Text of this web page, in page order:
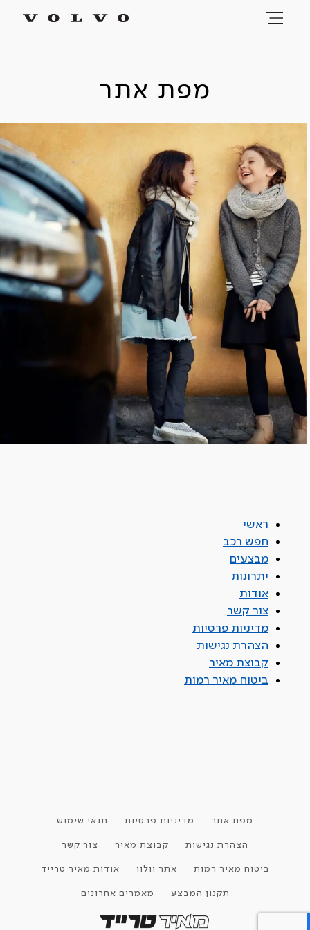
מפת אתר
ראשי
חפש רכב
מבצעים
יתרונות
אודות
צור קשר
מדיניות פרטיות
הצהרת נגישות
קבוצת מאיר
ביטוח מאיר רמות
מפת אתר מדיניות פרטיות תנאי שימוש
הצהרת נגישות קבוצת מאיר צור קשר
ביטוח מאיר רמות אתר וולוו אודות מאיר טרייד
תקנון המבצע מאמרים אחרונים